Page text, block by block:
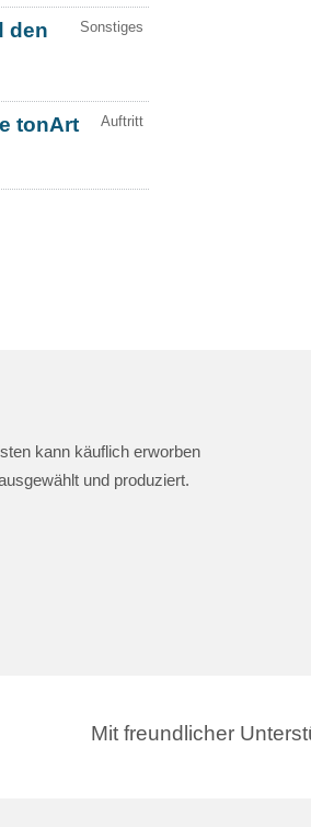
kann käuflich erworben
und produziert.
Mit freundlicher